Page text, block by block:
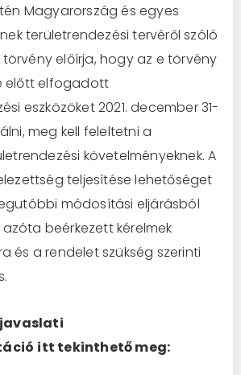
Magyarország és egyes
területrendezési tervéről szóló
törvény előírja, hogy az e törvény
előtt elfogadott
eszközöket 2021. december 31-
meg kell feleltetni a
követelményeknek. A
teljesítése lehetőséget
módosítási eljárásból
beérkezett kérelmek
és a rendelet szükség szerinti
javaslati
itt tekinthető meg: